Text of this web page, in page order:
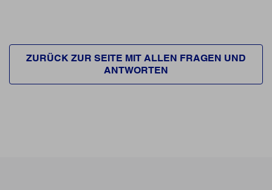
ZURÜCK ZUR SEITE MIT ALLEN FRAGEN UND
ANTWORTEN